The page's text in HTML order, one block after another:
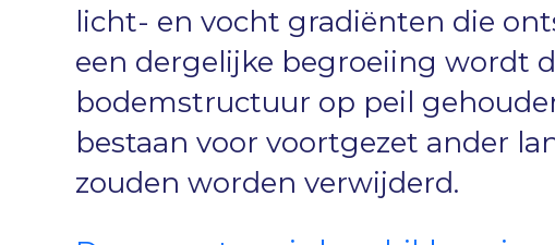
licht- en vocht gradiënten die
een dergelijke begroeiing wordt
bodemstructuur op peil
bestaan voor voortgezet ander
zouden worden verwijderd.